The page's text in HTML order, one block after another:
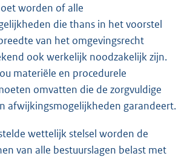
worden of alle
die thans in het voorstel
van het omgevingsrecht
ook werkelijk noodzakelijk zijn.
materiële en procedurele
omvatten die de zorgvuldige
afwijkingsmogelijkheden garandeert.
wettelijk stelsel worden de
van alle bestuurslagen belast met